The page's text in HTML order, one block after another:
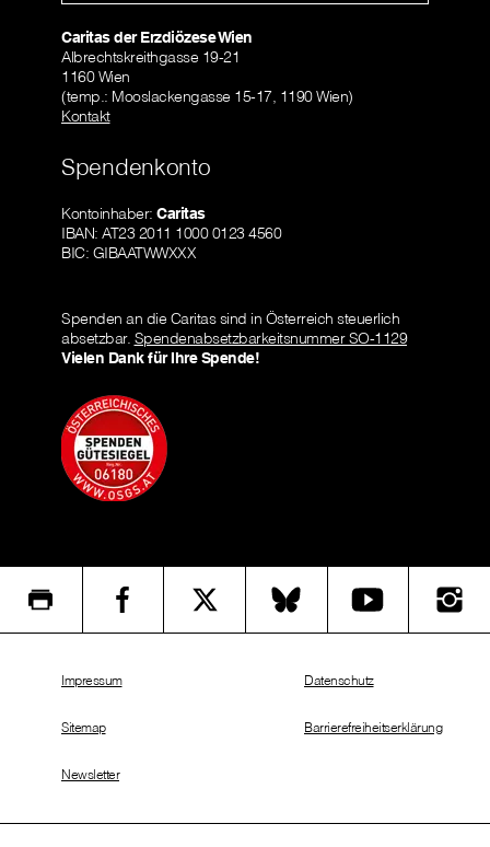
Caritas der Erzdiözese Wien
Albrechtskreithgasse 19-21
1160 Wien
(temp.: Mooslackengasse 15-17, 1190 Wien)
Kontakt
Spendenkonto
Kontoinhaber: Caritas
IBAN: AT23 2011 1000 0123 4560
BIC: GIBAATWWXXX
Spenden an die Caritas sind in Österreich steuerlich
absetzbar. Spendenabsetzbarkeitsnummer SO-1129
Vielen Dank für Ihre Spende!
Impressum
Sitemap
Newsletter
Datenschutz
Barrierefreiheitserklärung